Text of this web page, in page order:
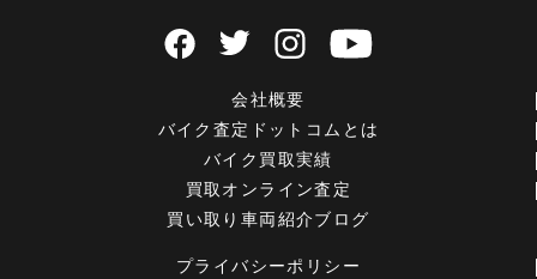
会社概要
バイク査定ドットコムとは
バイク買取実績
買取オンライン査定
買い取り車両紹介ブログ
プライバシーポリシー